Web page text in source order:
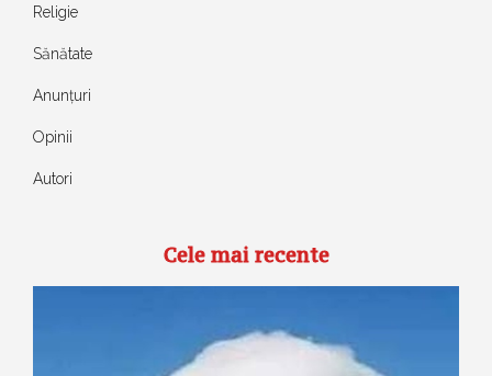
Religie
Sănătate
Anunțuri
Opinii
Autori
Cele mai recente